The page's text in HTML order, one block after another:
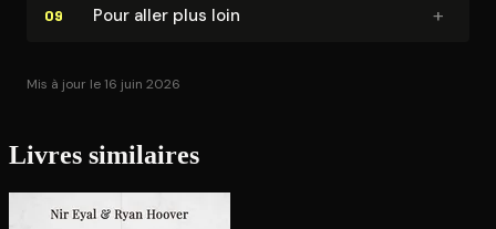
09 Pour aller plus loin +
Mis à jour le 16 juin 2026
Livres similaires